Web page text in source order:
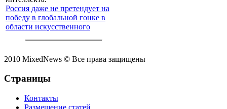
Россия даже не претендует на
победу в глобальной гонке в
области искусственного
2010 MixedNews © Все права защищены
Страницы
Контакты
Размещение статей